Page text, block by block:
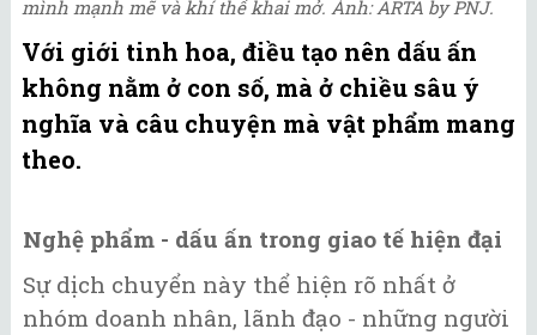
mình mạnh mẽ và khí thế khai mở. Ảnh: ARTA by PNJ.
Với giới tinh hoa, điều tạo nên dấu ấn
không nằm ở con số, mà ở chiều sâu ý
nghĩa và câu chuyện mà vật phẩm mang
theo.
Nghệ phẩm - dấu ấn trong giao tế hiện đại
Sự dịch chuyển này thể hiện rõ nhất ở
nhóm doanh nhân, lãnh đạo - những người